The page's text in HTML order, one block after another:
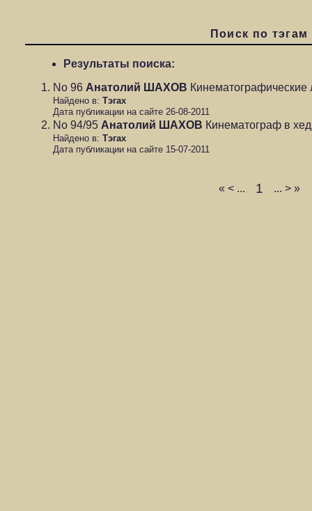
Поиск по тэгам
Результаты поиска:
No 96 Анатолий ШАХОВ
Найдено в: Тэгах
Дата публикации на сайте 26-08-2011
No 94/95 Анатолий ШАХОВ Кинематограф в
Найдено в: Тэгах
Дата публикации на сайте 15-07-2011
« < ... 1 ... > »